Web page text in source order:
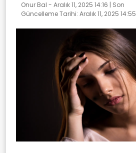
Onur Bal - Aralık 11, 2025 14:16 | Son
Güncelleme Tarihi: Aralık 11, 2025 14:55